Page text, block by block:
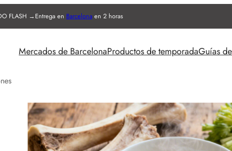
FLASH →Entrega en Barcelonaen 2 horas
Mercados de BarcelonaProductos de temporadaGuías